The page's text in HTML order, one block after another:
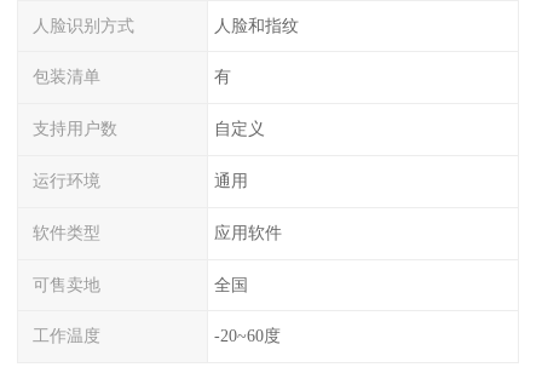
人脸识别方式 人脸和指纹
包装清单 有
支持用户数 自定义
运行环境 通用
软件类型 应用软件
可售卖地 全国
工作温度 -20~60度